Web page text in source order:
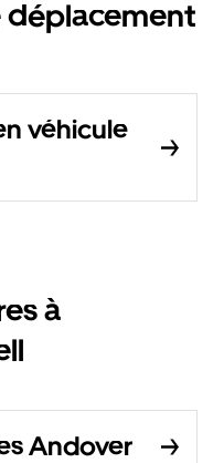
déplacement
véhicule
à
Andover